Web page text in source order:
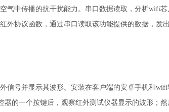
气中传播的抗干扰能力。串口数据读取，分析wifi
外协议函数，通过串口读取该功能提供的数据，发
信号并显示其波形。安装在客户端的安卓手机和
的一个按键后，观察红外测试仪器显示的波形；